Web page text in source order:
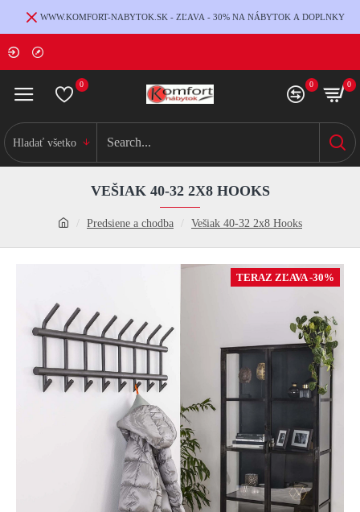
WWW.KOMFORT-NABYTOK.SK - ZĽAVA - 30% NA NÁBYTOK A DOPLNKY
0 0 0
Hladať všetko
Predsiene a chodba Vešiak 40-32 2x8 Hooks
VEŠIAK 40-32 2X8 HOOKS
TERAZ ZĽAVA -30%